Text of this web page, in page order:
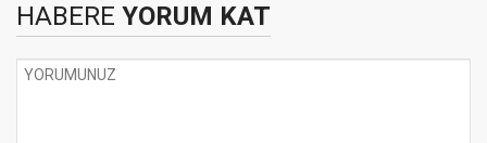
HABERE YORUM KAT